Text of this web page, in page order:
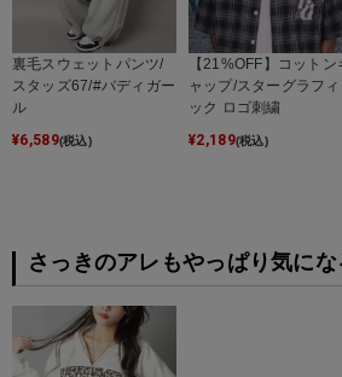
裏毛スウェットパンツ/
スタッズ67/#バディガー
ル
¥6,589(税込)
【21%OFF】コットン
ャップ/スターグラフィ
ック ロゴ刺繍
¥2,189(税込)
さっきのアレもやっぱり気にな